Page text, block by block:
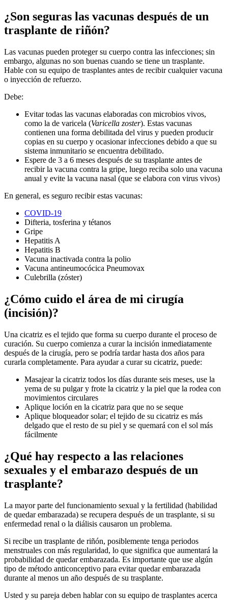
¿Son seguras las vacunas después de un
trasplante de riñón?
Las vacunas pueden proteger su cuerpo contra las infecciones; sin
embargo, algunas no son buenas cuando se tiene un trasplante.
Hable con su equipo de trasplantes antes de recibir cualquier vacuna
o inyección de refuerzo.
Debe:
Evitar todas las vacunas elaboradas con microbios vivos,
como la de varicela (Varicella zoster). Estas vacunas
contienen una forma debilitada del virus y pueden producir
copias en su cuerpo y ocasionar infecciones debido a que su
sistema inmunitario se encuentra debilitado.
Espere de 3 a 6 meses después de su trasplante antes de
recibir la vacuna contra la gripe, luego reciba solo una vacuna
anual y evite la vacuna nasal (que se elabora con virus vivos)
En general, es seguro recibir estas vacunas:
COVID-19
Difteria, tosferina y tétanos
Gripe
Hepatitis A
Hepatitis B
Vacuna inactivada contra la polio
Vacuna antineumocócica Pneumovax
Culebrilla (zóster)
¿Cómo cuido el área de mi cirugía
(incisión)?
Una cicatriz es el tejido que forma su cuerpo durante el proceso de
curación. Su cuerpo comienza a curar la incisión inmediatamente
después de la cirugía, pero se podría tardar hasta dos años para
curarla completamente. Para ayudar a curar su cicatriz, puede:
Masajear la cicatriz todos los días durante seis meses, use la
yema de su pulgar y frote la cicatriz y la piel que la rodea con
movimientos circulares
Aplique loción en la cicatriz para que no se seque
Aplique bloqueador solar; el tejido de su cicatriz es más
delgado que el resto de su piel y se quemará con el sol más
fácilmente
¿Qué hay respecto a las relaciones
sexuales y el embarazo después de un
trasplante?
La mayor parte del funcionamiento sexual y la fertilidad (habilidad
de quedar embarazada) se recupera después de un trasplante, si su
enfermedad renal o la diálisis causaron un problema.
Si recibe un trasplante de riñón, posiblemente tenga periodos
menstruales con más regularidad, lo que significa que aumentará la
probabilidad de quedar embarazada. Es importante que use algún
tipo de método anticonceptivo para evitar quedar embarazada
durante al menos un año después de su trasplante.
Usted y su pareja deben hablar con su equipo de trasplantes acerca